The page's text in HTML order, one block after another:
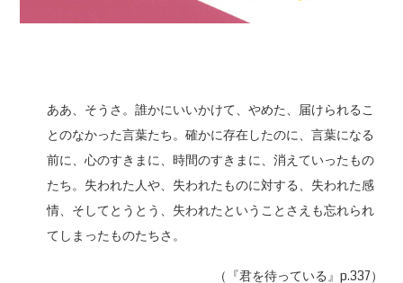
ああ、そうさ。誰かにいいかけて、やめた、届けられるこ
とのなかった言葉たち。確かに存在したのに、言葉になる
前に、心のすきまに、時間のすきまに、消えていったもの
たち。失われた人や、失われたものに対する、失われた感
情、そしてとうとう、失われたということさえも忘れられ
てしまったものたちさ。
（『君を待っている』p.337）